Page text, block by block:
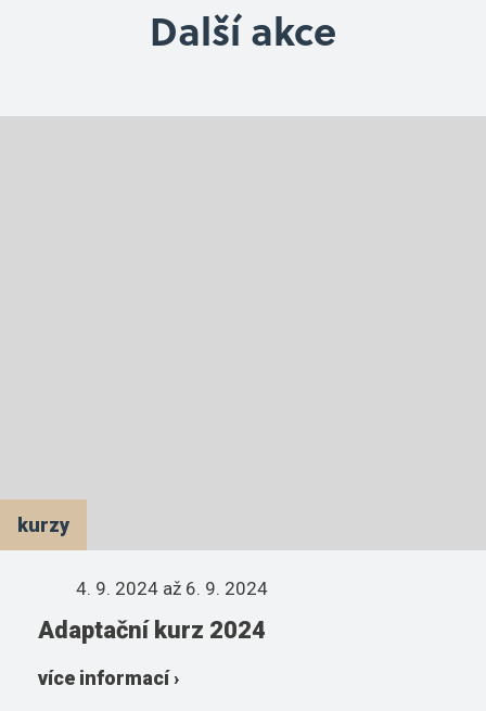
Další akce
kurzy
4. 9. 2024 až 6. 9. 2024
Adaptační kurz 2024
více informací ›